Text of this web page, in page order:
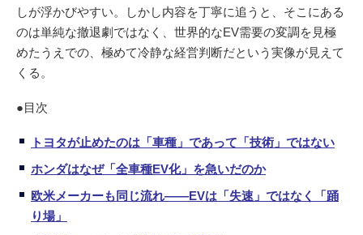
しが浮かびやすい。しかし内容を丁寧に追うと、そこにある
のは単純な撤退劇ではなく、世界的なEV需要の変調を見極
めたうえでの、極めて冷静な経営判断だという実像が見えて
くる。
●目次
トヨタが止めたのは「車種」であって「技術」ではない
ホンダはなぜ「全車種EV化」を急いだのか
欧米メーカーも同じ流れ――EVは「失速」ではなく「踊
り場」